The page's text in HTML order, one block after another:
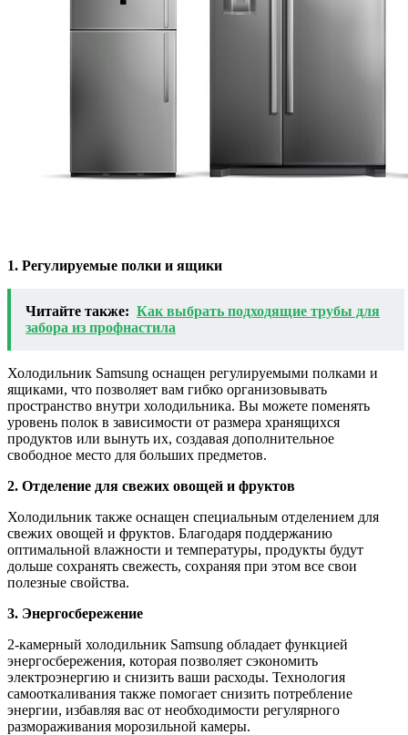
1. Регулируемые полки и ящики
Читайте также: Как выбрать подходящие трубы для
забора из профнастила
Холодильник Samsung оснащен регулируемыми полками и
ящиками, что позволяет вам гибко организовывать
пространство внутри холодильника. Вы можете поменять
уровень полок в зависимости от размера хранящихся
продуктов или вынуть их, создавая дополнительное
свободное место для больших предметов.
2. Отделение для свежих овощей и фруктов
Холодильник также оснащен специальным отделением для
свежих овощей и фруктов. Благодаря поддержанию
оптимальной влажности и температуры, продукты будут
дольше сохранять свежесть, сохраняя при этом все свои
полезные свойства.
3. Энергосбережение
2-камерный холодильник Samsung обладает функцией
энергосбережения, которая позволяет сэкономить
электроэнергию и снизить ваши расходы. Технология
самооткаливания также помогает снизить потребление
энергии, избавляя вас от необходимости регулярного
размораживания морозильной камеры.